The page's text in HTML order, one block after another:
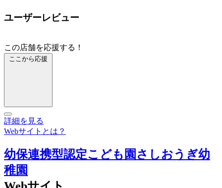
ユーザーレビュー
この店舗を応援する！
ここから応援
詳細を見る
Webサイトとは？
幼保連携型認定こども園さしおうぎ幼
稚園